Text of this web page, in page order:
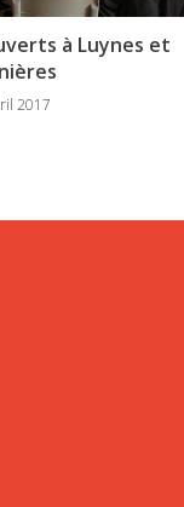
à Luynes et
2017